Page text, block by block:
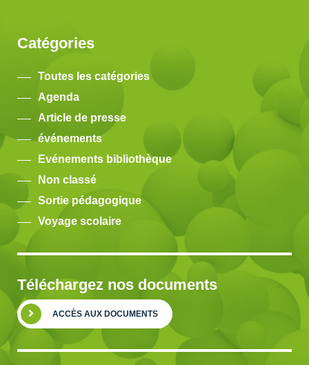
Catégories
Toutes les catégories
Agenda
Article de presse
événements
Evénements bibliothèque
Non classé
Sortie pédagogique
Voyage scolaire
Téléchargez nos documents
ACCÈS AUX DOCUMENTS